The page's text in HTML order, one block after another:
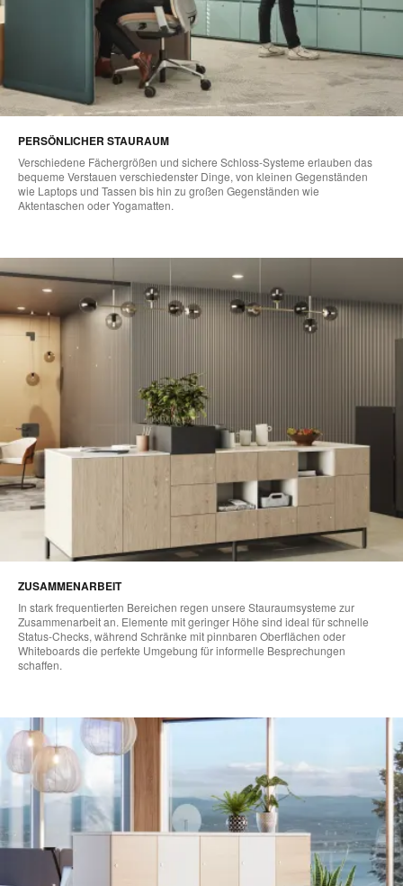
PERSÖNLICHER STAURAUM
Verschiedene Fächergrößen und sichere Schloss-Systeme erlauben das
bequeme Verstauen verschiedenster Dinge, von kleinen Gegenständen
wie Laptops und Tassen bis hin zu großen Gegenständen wie
Aktentaschen oder Yogamatten.
ZUSAMMENARBEIT
In stark frequentierten Bereichen regen unsere Stauraumsysteme zur
Zusammenarbeit an. Elemente mit geringer Höhe sind ideal für schnelle
Status-Checks, während Schränke mit pinnbaren Oberflächen oder
Whiteboards die perfekte Umgebung für informelle Besprechungen
schaffen. ​​